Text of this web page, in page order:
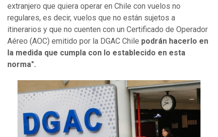
extranjero que quiera operar en Chile con vuelos no
regulares, es decir, vuelos que no están sujetos a
itinerarios y que no cuenten con un Certificado de Operador
Aéreo (AOC) emitido por la DGAC Chile podrán hacerlo en
la medida que cumpla con lo establecido en esta
norma".